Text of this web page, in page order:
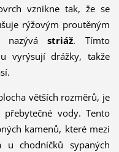
vznikne tak, že se
rýžovým proutěným
nazývástriáž. Tímto
vyrýsují drážky, takže
větších rozměrů, je
vody. Tento
kamenů, které mezi
chodníčků sypaných